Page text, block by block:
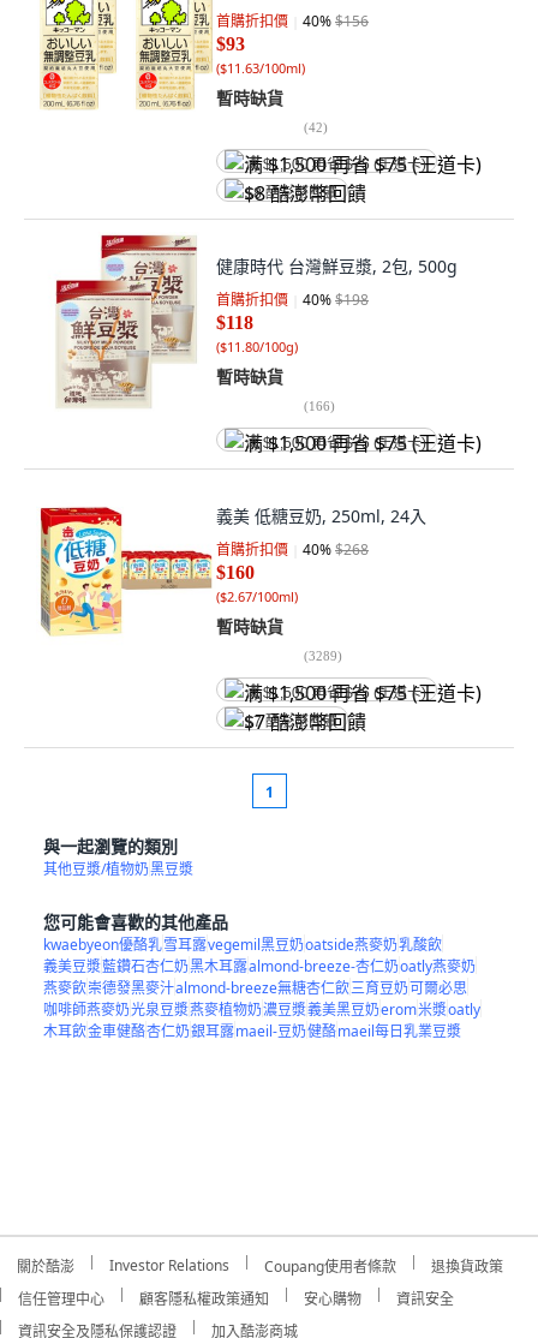
首購折扣價 40%$156
$93
($11.63/100ml)
暫時缺貨
(42)
满 $1,500 再省 $75 (王道卡)
$8 酷澎幣回饋
健康時代 台灣鮮豆漿, 2包, 500g
首購折扣價 40%$198
$118
($11.80/100g)
暫時缺貨
(166)
满 $1,500 再省 $75 (王道卡)
義美 低糖豆奶, 250ml, 24入
首購折扣價 40%$268
$160
($2.67/100ml)
暫時缺貨
(3289)
满 $1,500 再省 $75 (王道卡)
$7 酷澎幣回饋
1
與一起瀏覽的類別
其他豆漿/植物奶黑豆漿
您可能會喜歡的其他產品
kwaebyeon優酪乳雪耳露vegemil黑豆奶oatside燕麥奶乳酸飲
義美豆漿藍鑽石杏仁奶黑木耳露almond-breeze-杏仁奶oatly燕麥奶
燕麥飲崇德發黑麥汁almond-breeze無糖杏仁飲三育豆奶可爾必思
咖啡師燕麥奶光泉豆漿燕麥植物奶濃豆漿義美黑豆奶erom米漿oatly
木耳飲金車健酪杏仁奶銀耳露maeil-豆奶健酪maeil每日乳業豆漿
關於酷澎 Investor Relations Coupang使用者條款
退換貨政策
信任管理中心
顧客隱私權政策通知 安心購物
資訊安全
資訊安全及隱私保護認證
加入酷澎商城